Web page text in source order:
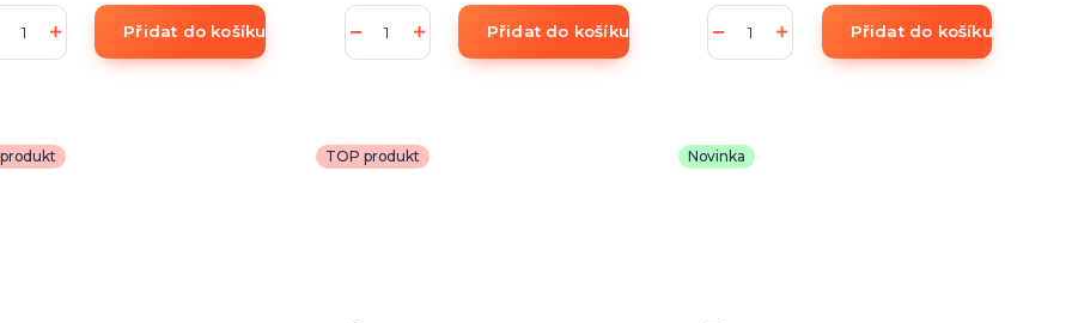
Přidat do košíku Přidat do košíku Přidat do košíku
TOP produkt Novinka